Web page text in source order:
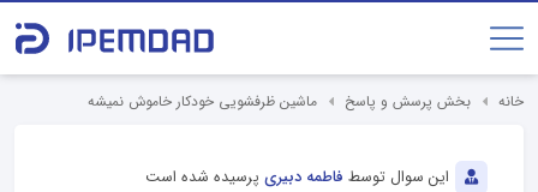
خانه بخش پرسش و پاسخ ماشین ظرفشویی خودکار خاموش نمیشه
این سوال توسط فاطمه دبیری پرسیده شده است